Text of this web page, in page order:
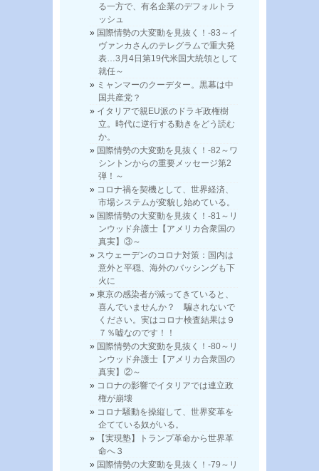
る一方で、有名企業のデフォルトラ
ッシュ
国際情勢の大変動を見抜く！-83～イ
ヴァンカさんのテレグラムで重大発
表…3月4日第19代米国大統領として
就任～
ミャンマーのクーデター。黒幕は中
国共産党？
イタリアで親EU派のドラギ政権樹
立。時代に逆行する動きをどう読む
か。
国際情勢の大変動を見抜く！-82～ワ
シントンからの重要メッセージ第2
弾！～
コロナ禍を契機として、世界経済、
市場システムが変貌し始めている。
国際情勢の大変動を見抜く！-81～リ
ンウッド弁護士【アメリカ合衆国の
真実】③～
スウェーデンのコロナ対策：国内は
意外と平穏、海外のバッシングも下
火に
東京の感染者が減ってきていると、
喜んでいませんか？ 騙されないで
ください。実はコロナ検査結果は９
７％嘘なのです！！
国際情勢の大変動を見抜く！-80～リ
ンウッド弁護士【アメリカ合衆国の
真実】②～
コロナの影響でイタリアでは連立政
権が崩壊
コロナ騒動を操縦して、世界変革を
企てている奴がいる。
【実現塾】トランプ革命から世界革
命へ３
国際情勢の大変動を見抜く！-79～リ